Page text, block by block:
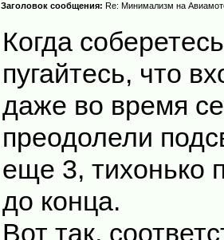
Заголовок сообщения: Re: Минимализм на
Когда
пугайтесь, что
даже во время
преодолели
еще 3, тихонько
до конца.
Вот так,